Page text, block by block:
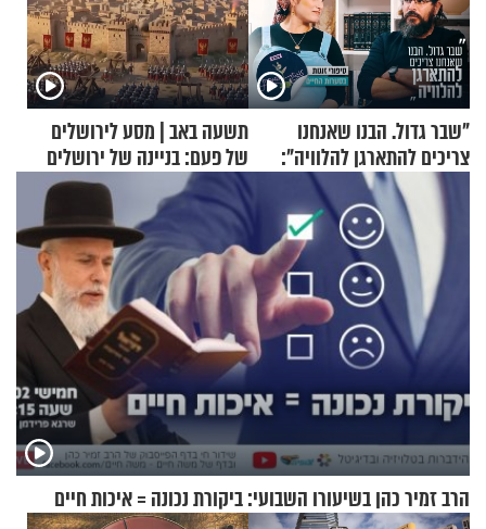
"שבר גדול. הבנו שאנחנו
צריכים להתארגן להלוויה":
זוגיות במבחן, הפעם עם מרים
וגד דנינו
תשעה באב | מסע לירושלים
של פעם: בניינה של ירושלים
הרב זמיר כהן בשיעורו השבועי: ביקורת נכונה = איכות חיים